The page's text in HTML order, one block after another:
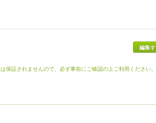
保証されませんので、必ず事前にご確認の上ご利用ください。